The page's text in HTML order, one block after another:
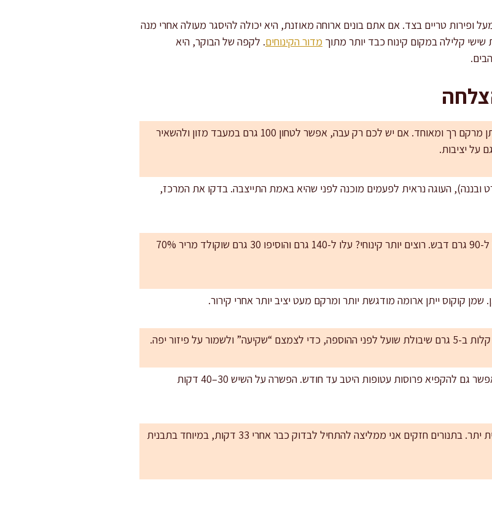
ופירות טריים בצד. אם אתם בונים ארוחה מאוזנת, היא יכולה להיסגר מעולה אחרי מנה
שישי קלילה במקום קינוח כבד יותר מתוך מדור הקינוחים. לקפה של הבוקר, היא
בחירת שיבולת שועל: שיבולת שועל דקה תיתן מרקם רך ומאוחד. אם יש לכם רק עבה, אפשר לטחון 100 גרם במעבד מזון ולהשאיר
ובננה), העוגה נראית לפעמים מוכנה לפני שהיא באמת התייצבה. בדקו את המרכז,
שליטה במתיקות: רוצים פחות מתוק? הורידו ל-90 גרם דבש. רוצים יותר קינוחי? עלו ל-140 גרם והוסיפו 30 גרם שוקולד מריר 70%
שמן קוקוס ייתן ארומה מודגשת יותר ומרקם מעט יציב יותר אחרי קירור.
על פיזור יפה.
אחסון: בקופסה אטומה במקרר עד 4 ימים. אפשר גם להקפיא פרוסות עטופות היטב עד חודש. הפשרה על השיש 30–40 דקות
לחות ומרקם: אם יצא לכם יבש, לרוב זו אפיית יתר. בתנורים חזקים אני ממליצה להתחיל לבדוק כבר אחרי 33 דקות, במיוחד בתבנית